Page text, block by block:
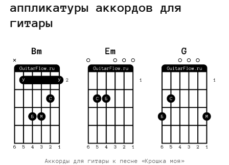
аппликатуры аккордов для
гитары
Аккорды для гитары к песне «Крошка моя»